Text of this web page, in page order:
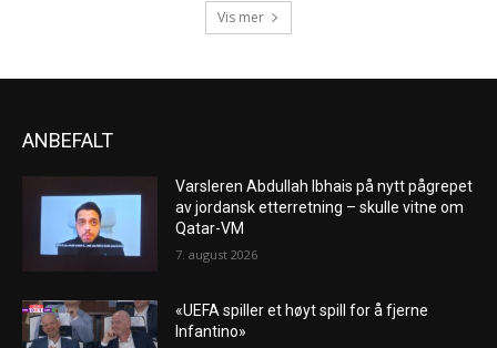
Vis mer
ANBEFALT
Varsleren Abdullah Ibhais på nytt pågrepet
av jordansk etterretning – skulle vitne om
Qatar-VM
7. august 2026
«UEFA spiller et høyt spill for å fjerne
Infantino»